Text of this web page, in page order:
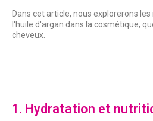
Dans cet article, nous explorerons
l'huile d'argan dans la cosmétique,
cheveux.
1. Hydratation et